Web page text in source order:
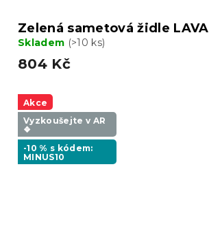
Zelená sametová židle LAVA
Skladem (>10 ks)
804 Kč
Akce
Vyzkoušejte v AR
❖
-10 % s kódem:
MINUS10